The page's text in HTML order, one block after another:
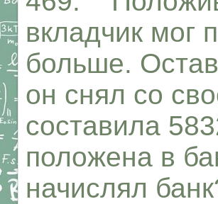
вкладчик мог
больше.
он снял со
составила
положена в
начислял